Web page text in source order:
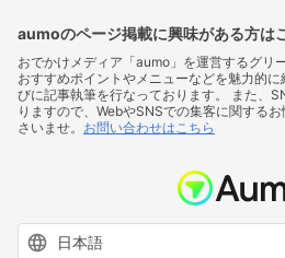
aumoのページ掲載に興味がある方は
おでかけメディア「aumo」を運営するグリ
おすすめポイントやメニューなどを魅力的
びに記事執筆を行なっております。 また、
りますので、WebやSNSでの集客に関する
さいませ。 お問い合わせはこちら